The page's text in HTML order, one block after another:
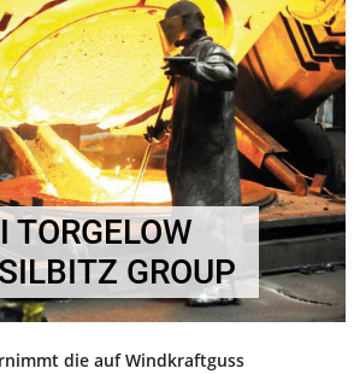
G
GROUP
die auf Windkraftguss